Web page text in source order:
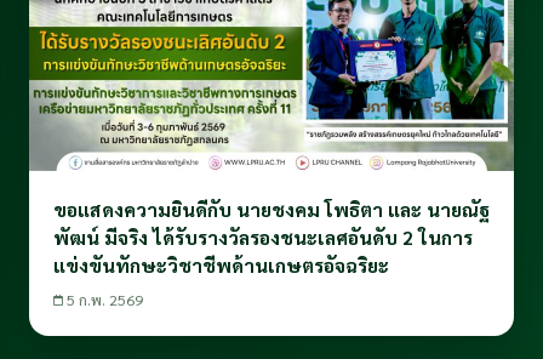
ขอแสดงความยินดีกับ นายชงคม โพธิตา และ นายณัฐ
พัฒน์ มีจริง ได้รับรางวัลรองชนะเลศอันดับ 2 ในการ
แข่งขันทักษะวิชาชีพด้านเกษตรอัจฉริยะ
5 ก.พ. 2569